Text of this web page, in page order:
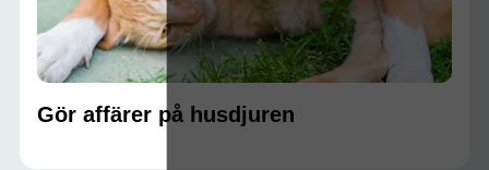
Gör affärer på husdjuren